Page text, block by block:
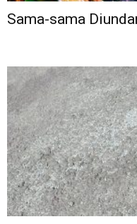
Sama-sama